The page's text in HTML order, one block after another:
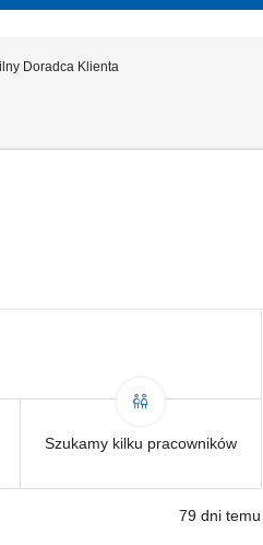
Doradca Klienta
Szukamy kilku pracowników
79 dni temu